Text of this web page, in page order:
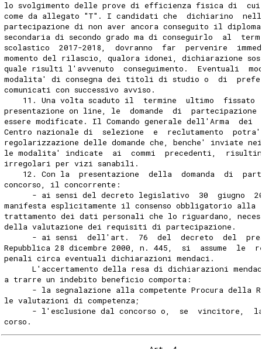
lo svolgimento delle prove di efficienza fisica di
come da allegato "T". I candidati che  dichiarino
partecipazione di non aver ancora conseguito il
secondaria di secondo grado ma di conseguirlo  al
scolastico  2017-2018,  dovranno  far  pervenire
momento del rilascio, qualora idonei, dichiarazione
quale risulti l'avvenuto  conseguimento.  Eventuali
modalita' di consegna dei titoli di studio o  di
comunicati con successivo avviso.
11. Una volta scaduto il  termine  ultimo  fissato
presentazione on line, le  domande  di  partecipazione
essere modificate. Il Comando generale dell'Arma
Centro nazionale di  selezione  e  reclutamento
regolarizzazione delle domande che, benche' inviate
le modalita' indicate  ai  commi  precedenti,
irregolari per vizi sanabili.
12. Con la  presentazione  della  domanda  di
concorso, il concorrente:
- ai sensi del decreto legislativo  30  giugno
manifesta esplicitamente il consenso obbligatorio
trattamento dei dati personali che lo riguardano,
della valutazione dei requisiti di partecipazione.
- ai sensi  dell'art.  76  del  decreto  del
Repubblica 28 dicembre 2000, n. 445,  si  assume  le
penali circa eventuali dichiarazioni mendaci.
L'accertamento della resa di dichiarazioni
a trarre un indebito beneficio comporta:
- la segnalazione alla competente Procura della
le valutazioni di competenza;
- l'esclusione dal concorso o,  se  vincitore,
corso.